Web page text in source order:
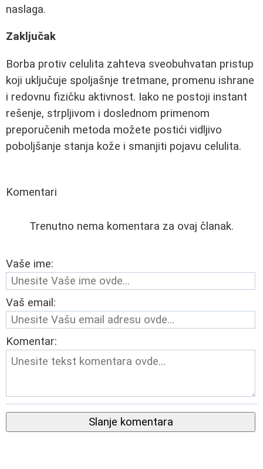
naslaga.
Zaključak
Borba protiv celulita zahteva sveobuhvatan pristup
koji uključuje spoljašnje tretmane, promenu ishrane
i redovnu fizičku aktivnost. Iako ne postoji instant
rešenje, strpljivom i doslednom primenom
preporučenih metoda možete postići vidljivo
poboljšanje stanja kože i smanjiti pojavu celulita.
Komentari
Trenutno nema komentara za ovaj članak.
Vaše ime:
Vaš email:
Komentar:
Slanje komentara